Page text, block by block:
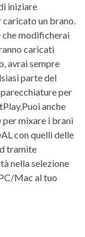
iniziare
un brano.
modificherai
caricati
avrai sempre
parte del
per
anche
mixare i brani
con quelli delle
tramite
nella selezione
Mac al tuo